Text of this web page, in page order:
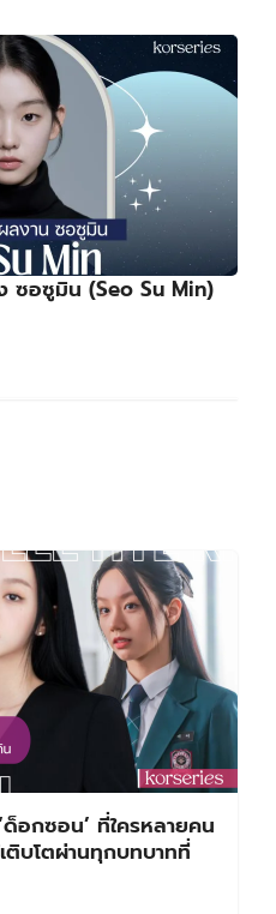
ซอซูมิน (Seo Su Min)
ด็อกซอน’ ที่ใครหลายคน
บโตผ่านทุกบทบาทที่